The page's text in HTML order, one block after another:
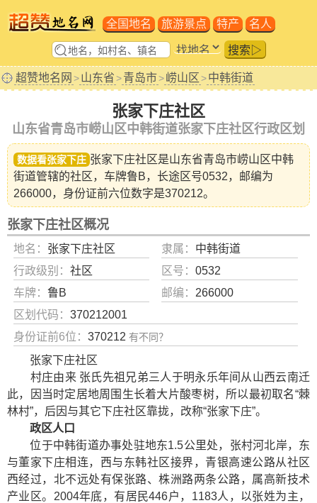
全国地名 旅游景点 特产 名人
搜索▷
超赞地名网 >山东省>青岛市>崂山区 >中韩街道
张家下庄社区
山东省青岛市崂山区中韩街道张家下庄社区行政区划
数据看张家下庄 张家下庄社区是山东省青岛市崂山区中韩
街道管辖的社区，车牌鲁B，长途区号0532，邮编为
266000，身份证前六位数字是370212。
张家下庄社区概况
地名： 张家下庄社区 隶属： 中韩街道
行政级别： 社区 区号：0532
车牌： 鲁B 邮编： 266000
区划代码： 370212001
身份证前6位： 370212 有不同？
张家下庄社区
村庄由来 张氏先祖兄弟三人于明永乐年间从山西云南迁
此，因当时定居地周围生长着大片酸枣树，所以最初取名“棘
林村”，后因与其它下庄社区靠拢，改称“张家下庄”。
政区人口
位于中韩街道办事处驻地东1.5公里处，张村河北岸，东
与董家下庄相连，西与东韩社区接界，青银高速公路从社区
西经过，北不远处有保张路、株洲路两条公路，属高新技术
产业区。2004年底，有居民446户，1183人，以张姓为主，